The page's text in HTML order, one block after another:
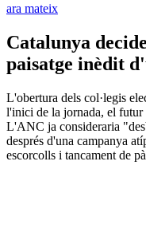
ara mateix
Catalunya
paisatge inèdit
L'obertura dels col·legis
l'inici de la jornada, el futur
L'ANC ja consideraria
després d'una campanya
escorcolls i tancament de